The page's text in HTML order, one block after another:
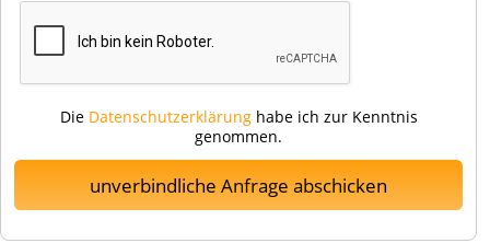
Die Datenschutzerklärunghabe ich zur Kenntnis
genommen.
unverbindliche Anfrage abschicken